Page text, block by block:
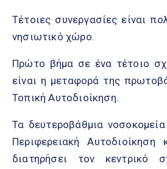
Τέτοιες συνεργασίες είναι
νησιωτικό χώρο.
Πρώτο βήμα σε ένα τέτοιο
είναι η μεταφορά της
Τοπική Αυτοδιοίκηση.
Τα δευτεροβάθμια
Περιφερειακή
διατηρήσει τον κεντρικό